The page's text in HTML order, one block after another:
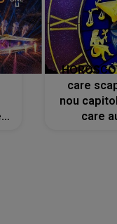
care
nou
care